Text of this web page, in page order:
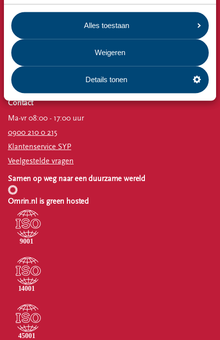
Alles toestaan
Weigeren
Details tonen
Bekijk ook
Nieuws
Emissiecijfers
Omrin Bedrijfsafval
Estafette recyclewinkels
Vacatures
Contact
Ma-vr 08:00 - 17:00 uur
0900 210 0 215
Klantenservice SYP
Veelgestelde vragen
Samen op weg naar een duurzame wereld
Omrin.nl is green hosted